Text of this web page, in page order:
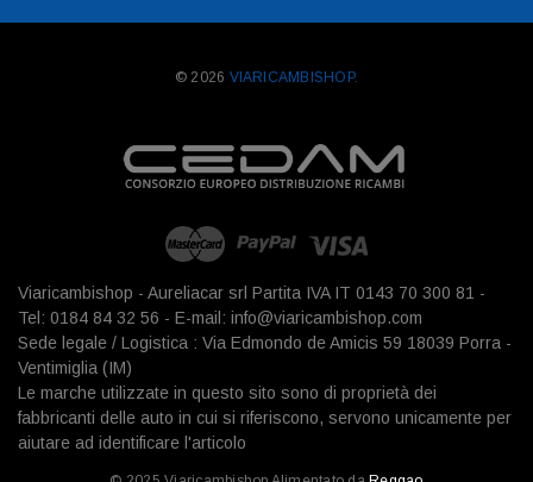
© 2026 VIARICAMBISHOP.
Viaricambishop - Aureliacar srl Partita IVA IT 0143 70 300 81 -
Tel: 0184 84 32 56 - E-mail: info@viaricambishop.com
Sede legale / Logistica : Via Edmondo de Amicis 59 18039 Porra -
Ventimiglia (IM)
Le marche utilizzate in questo sito sono di proprietà dei
fabbricanti delle auto in cui si riferiscono, servono unicamente per
aiutare ad identificare l'articolo